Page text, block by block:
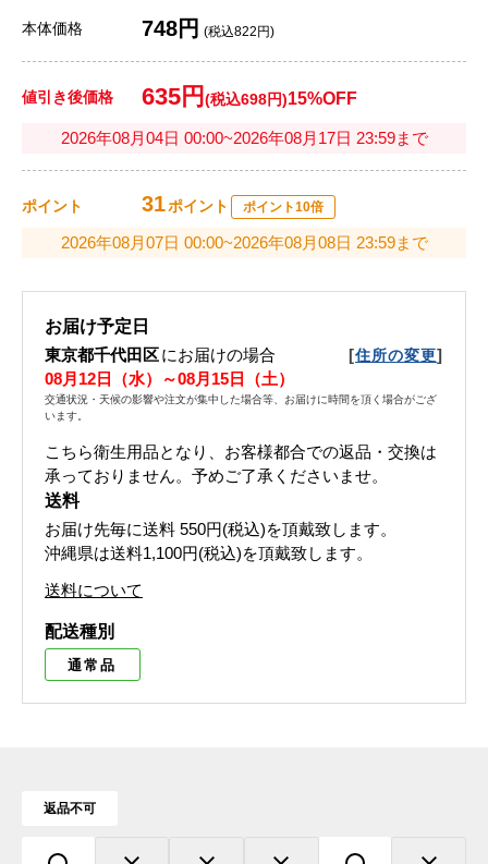
本体価格 748円 (税込822円)
値引き後価格 635円 (税込698円)15%OFF
2026年08月04日 00:00~2026年08月17日 23:59まで
ポイント 31ポイント ポイント10倍
2026年08月07日 00:00~2026年08月08日 23:59まで
お届け予定日
東京都千代田区にお届けの場合 [住所の変更]
08月12日（水）～08月15日（土）
交通状況・天候の影響や注文が集中した場合等、お届けに時間を頂く場合がござ
います。
こちら衛生用品となり、お客様都合での返品・交換は
承っておりません。予めご了承くださいませ。
送料
お届け先毎に送料 550円(税込)を頂戴致します。
沖縄県は送料1,100円(税込)を頂戴致します。
送料について
配送種別
通常品
返品不可